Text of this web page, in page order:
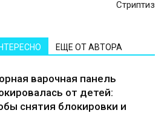
Стриптиз
ЕЩЕ ОТ АВТОРА
варочная панель
от детей:
снятия блокировки и